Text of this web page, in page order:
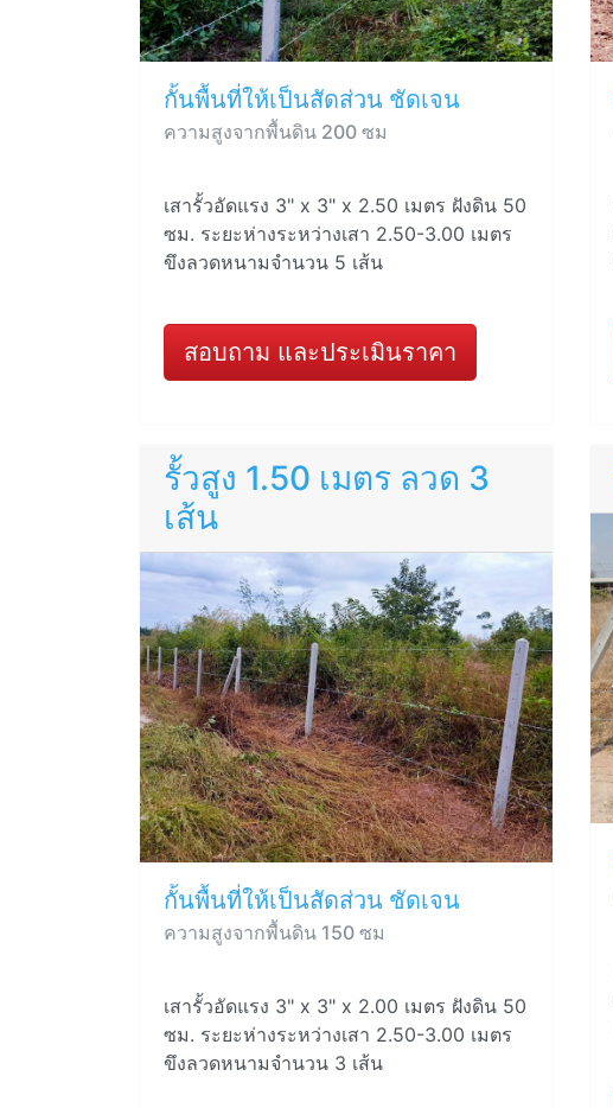
กั้นพื้นที่ให้เป็นสัดส่วน ชัดเจน
ความสูงจากพื้นดิน 200 ซม
เสารั้วอัดแรง 3" x 3" x 2.50 เมตร ฝังดิน 50
ซม. ระยะห่างระหว่างเสา 2.50-3.00 เมตร
ขึงลวดหนามจำนวน 5 เส้น
สอบถาม และประเมินราคา
รั้วสูง 1.50 เมตร ลวด 3
เส้น
กั้นพื้นที่ให้เป็นสัดส่วน ชัดเจน
ความสูงจากพื้นดิน 150 ซม
เสารั้วอัดแรง 3" x 3" x 2.00 เมตร ฝังดิน 50
ซม. ระยะห่างระหว่างเสา 2.50-3.00 เมตร
ขึงลวดหนามจำนวน 3 เส้น